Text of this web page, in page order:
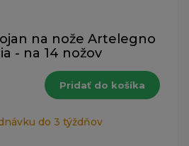
na nože Artelegno
- na 14 nožov
Pridať do košíka
do 3 týždňov